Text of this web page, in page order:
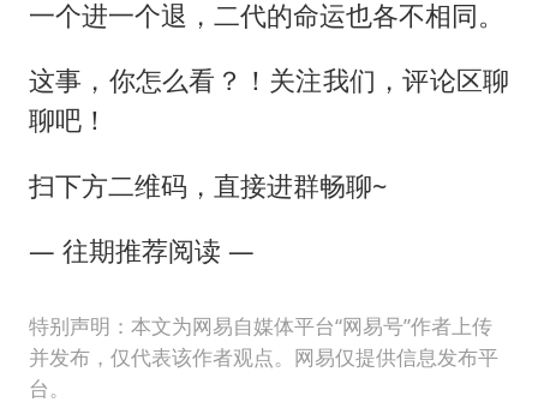
一个进一个退，二代的命运也各不相同。
这事，你怎么看？！关注我们，评论区聊
聊吧！
扫下方二维码，直接进群畅聊~
— 往期推荐阅读 —
特别声明：本文为网易自媒体平台“网易号”作者上传
并发布，仅代表该作者观点。网易仅提供信息发布平
台。